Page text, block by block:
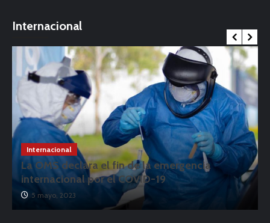
Internacional
Internacional
La OMS declara el fin de la emergencia
internacional por el COVID-19
5 mayo, 2023